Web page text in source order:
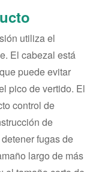
utiliza el
El cabezal está
puede evitar
pico de vertido. El
control de
de
fugas de
largo de más